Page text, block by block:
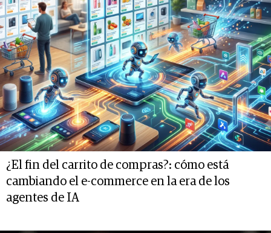
¿El fin del carrito de compras?: cómo está
cambiando el e-commerce en la era de los
agentes de IA